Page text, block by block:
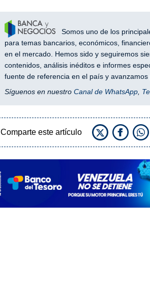
Somos uno de los
para temas bancarios, económicos,
en el mercado. Hemos sido y seguiremos
contenidos, análisis inéditos e informes
fuente de referencia en el país y
Síguenos en nuestro Canal de WhatsApp,
Comparte este artículo